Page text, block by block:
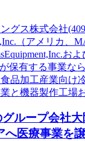
グス株式会社
（アメリカ、
お
保有する事業な
品加工産業向け
と機器製作工場
ループ会社
へ医療事業を